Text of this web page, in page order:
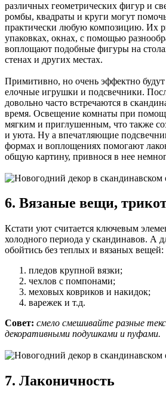
различных геометрических фигур и
ромбы, квадраты и круги могут
практически любую композицию. Их
упаковках, окнах, с помощью
воплощают подобные фигуры на
стенах и других местах.
Примитивно, но очень эффектно будут
елочные игрушки и подсвечники.
довольно часто встречаются в
время. Освещение комнаты при
мягким и приглушенным, что также
и уюта. Ну а впечатляющие
формах и воплощениях помогают
общую картину, привнося в нее
6. Вязаные вещи,
Кстати уют считается ключевым
холодного периода у скандинавов. А
обойтись без теплых и вязаных вещей:
пледов крупной вязки;
чехлов с помпонами;
меховых ковриков и накидок;
варежек и т.д.
Совет: смело смешивайте разные
декоративными подушками и пуфами.
7. Лаконичность